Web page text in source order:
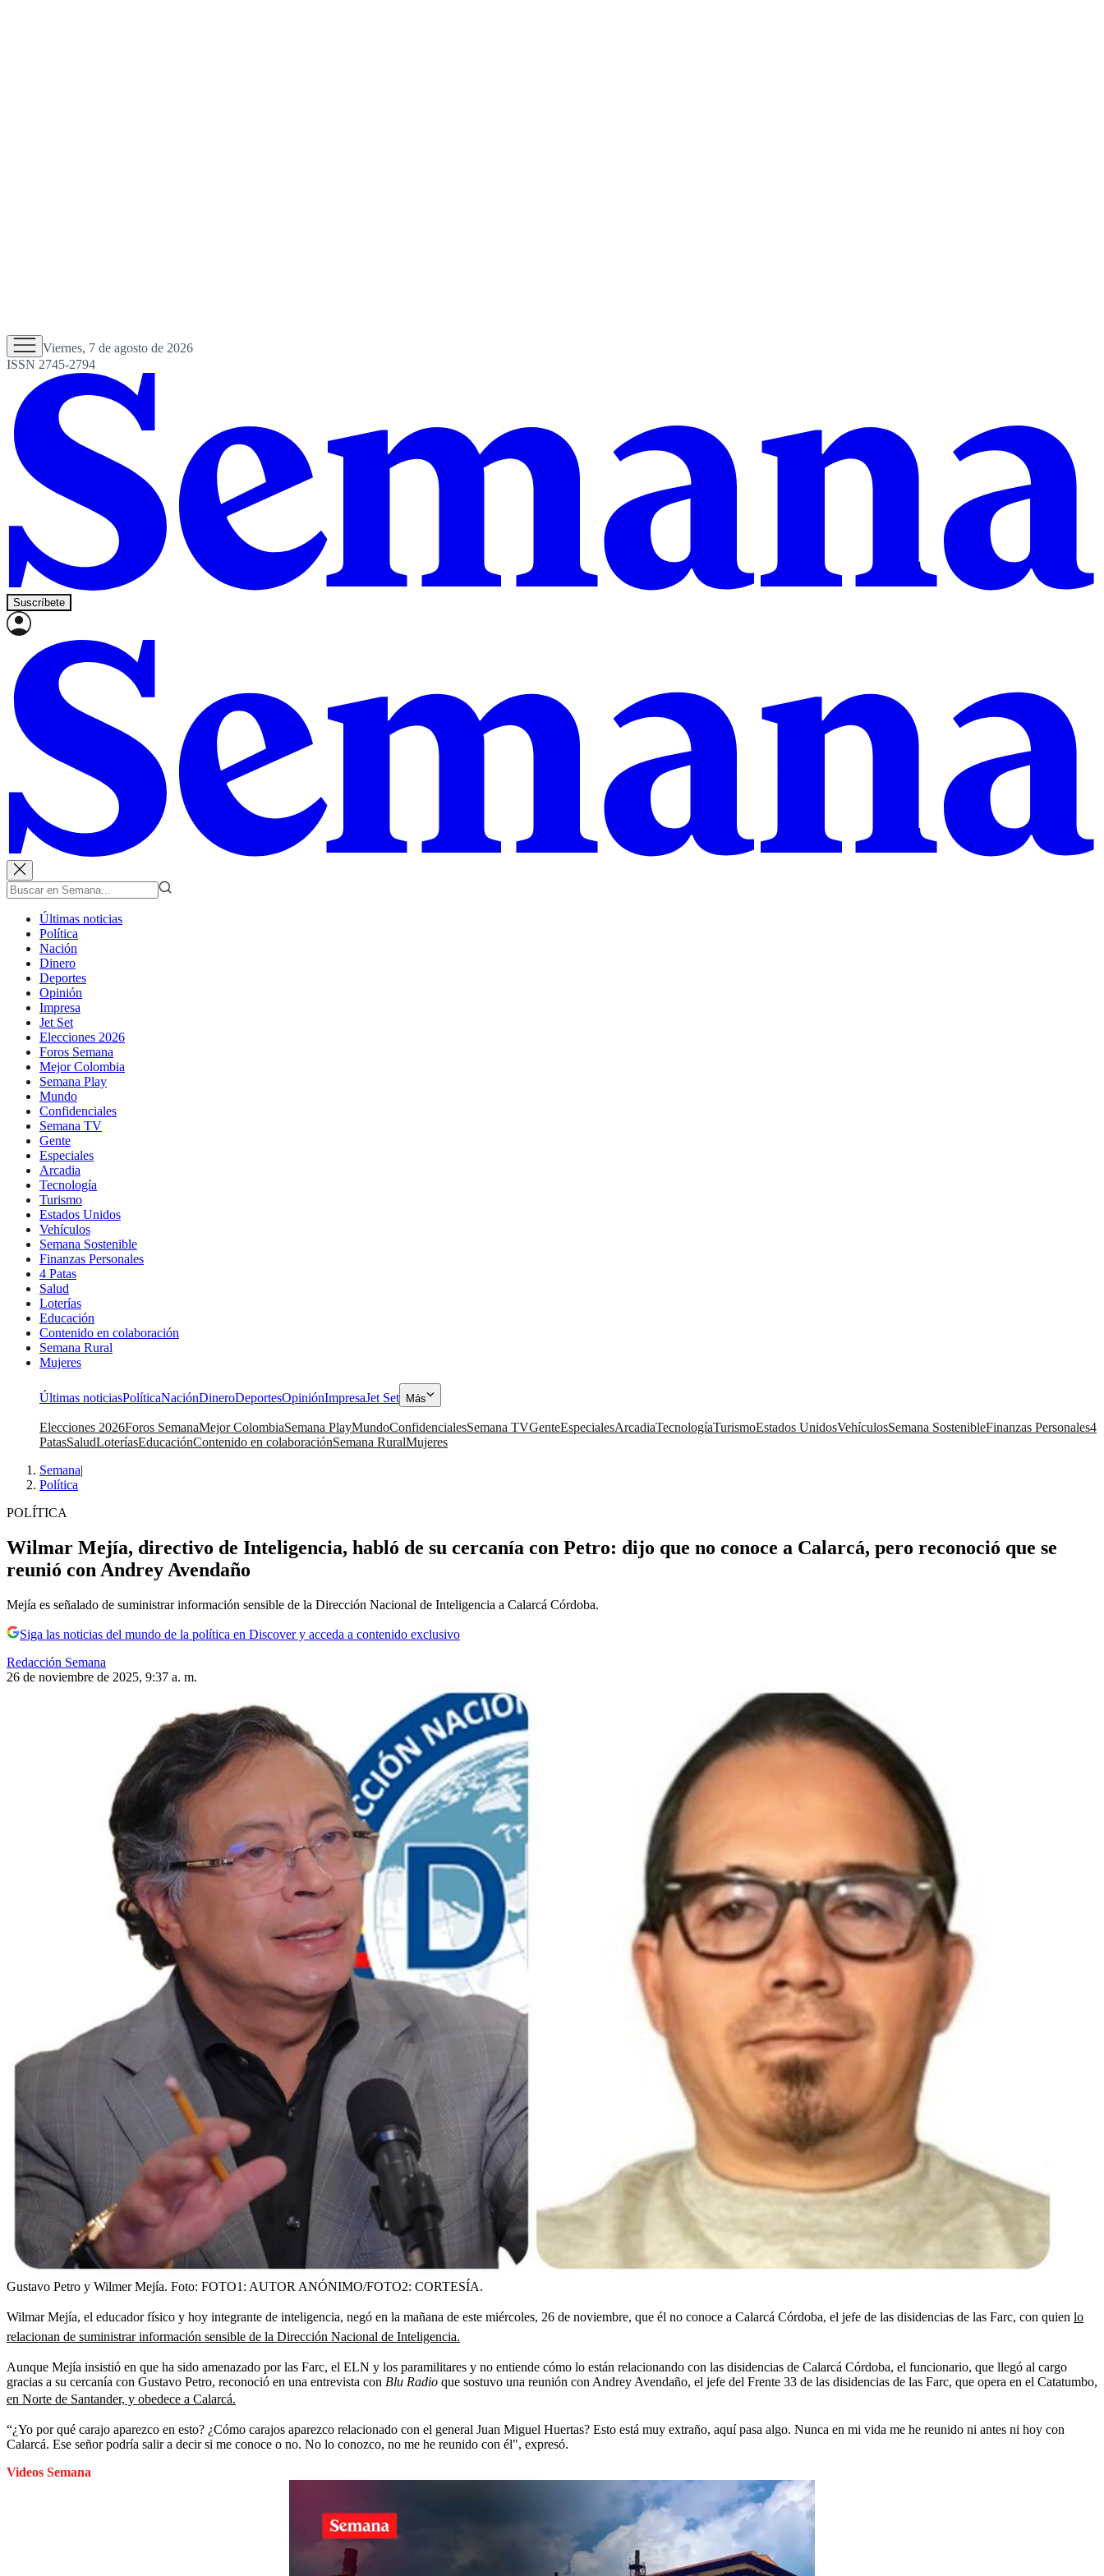
Viernes, 7 de agosto de 2026
ISSN 2745-2794
Suscríbete
Últimas noticias
Política
Nación
Dinero
Deportes
Opinión
Impresa
Jet Set
Elecciones 2026
Foros Semana
Mejor Colombia
Semana Play
Mundo
Confidenciales
Semana TV
Gente
Especiales
Arcadia
Tecnología
Turismo
Estados Unidos
Vehículos
Semana Sostenible
Finanzas Personales
4 Patas
Salud
Loterías
Educación
Contenido en colaboración
Semana Rural
Mujeres
Últimas noticiasPolíticaNaciónDineroDeportesOpiniónImpresaJet Set Más
Elecciones 2026Foros SemanaMejor ColombiaSemana PlayMundoConfidencialesSemana TVGenteEspecialesArcadiaTecnologíaTurismoEstados UnidosVehículosSemana SostenibleFinanzas Personales4
PatasSaludLoteríasEducaciónContenido en colaboraciónSemana RuralMujeres
Semana|
Política
POLÍTICA
Wilmar Mejía, directivo de Inteligencia, habló de su cercanía con Petro: dijo que no conoce a Calarcá, pero reconoció que se
reunió con Andrey Avendaño
Mejía es señalado de suministrar información sensible de la Dirección Nacional de Inteligencia a Calarcá Córdoba.
Siga las noticias del mundo de la política en Discover y acceda a contenido exclusivo
Redacción Semana
26 de noviembre de 2025, 9:37 a. m.
Gustavo Petro y Wilmer Mejía. Foto: FOTO1: AUTOR ANÓNIMO/FOTO2: CORTESÍA.
Wilmar Mejía, el educador físico y hoy integrante de inteligencia, negó en la mañana de este miércoles, 26 de noviembre, que él no conoce a Calarcá Córdoba, el jefe de las disidencias de las Farc, con quien lo
relacionan de suministrar información sensible de la Dirección Nacional de Inteligencia.
Aunque Mejía insistió en que ha sido amenazado por las Farc, el ELN y los paramilitares y no entiende cómo lo están relacionando con las disidencias de Calarcá Córdoba, el funcionario, que llegó al cargo
gracias a su cercanía con Gustavo Petro, reconoció en una entrevista con Blu Radio que sostuvo una reunión con Andrey Avendaño, el jefe del Frente 33 de las disidencias de las Farc, que opera en el Catatumbo,
en Norte de Santander, y obedece a Calarcá.
“¿Yo por qué carajo aparezco en esto? ¿Cómo carajos aparezco relacionado con el general Juan Miguel Huertas? Esto está muy extraño, aquí pasa algo. Nunca en mi vida me he reunido ni antes ni hoy con
Calarcá. Ese señor podría salir a decir si me conoce o no. No lo conozco, no me he reunido con él", expresó.
Videos Semana